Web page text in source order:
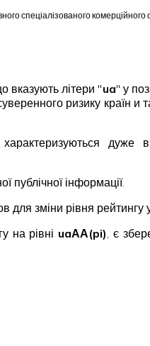
спеціалізованого
вказують літери "ua" у
ризику
характеризуються дуже
публічної інформації.
зміни рівня рейтингу
на рівні uaАА(pi) , є